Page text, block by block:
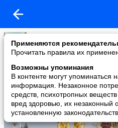
Применяются
Прочитать правила их
Возможны упоминания
В контенте могут упоминаться
информация. Незаконное
средств, психотропных
вред здоровью, их незаконный
установленную
vasam
added a photo
14 Sep в 17:39